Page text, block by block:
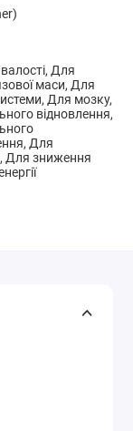
Для
маси, Для
Для мозку,
відновлення,
Для
Для зниження